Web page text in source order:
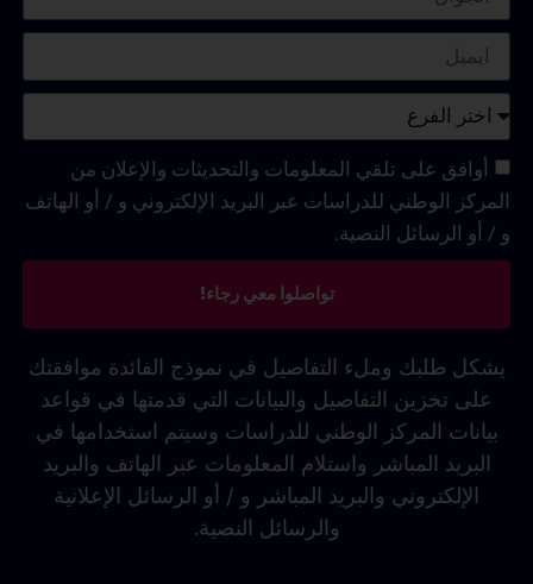
أوافق على تلقي المعلومات والتحديثات والإعلان من
المركز الوطني للدراسات عبر البريد الإلكتروني و / أو الهاتف
و / أو الرسائل النصية.
تواصلوا معي رجاء!
يشكل طلبك وملء التفاصيل في نموذج الفائدة موافقتك
على تخزين التفاصيل والبيانات التي قدمتها في قواعد
بيانات المركز الوطني للدراسات وسيتم استخدامها في
البريد المباشر واستلام المعلومات عبر الهاتف والبريد
الإلكتروني والبريد المباشر و / أو الرسائل الإعلانية
والرسائل النصية.